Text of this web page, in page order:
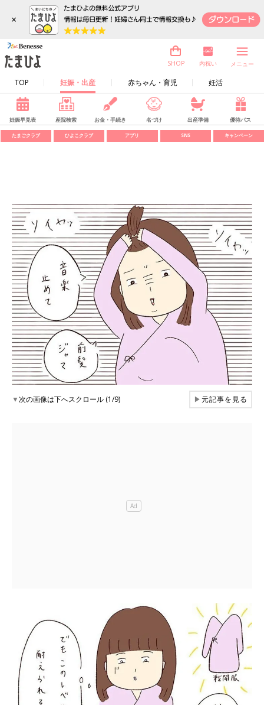
×
TOP 妊娠・出産 赤ちゃん・育児 妊活
SHOP 内祝い メニュー
妊娠早見表 産院検索 お金・手続き 名づけ 出産準備 優待パス
たまごクラブ ひよこクラブ アプリ SNS キャンペーン
▼次の画像は下へスクロール (1/9) ▶元記事を見る